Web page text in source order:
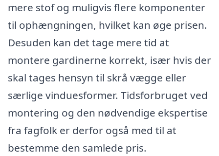
mere stof og muligvis flere komponenter
til ophængningen, hvilket kan øge prisen.
Desuden kan det tage mere tid at
montere gardinerne korrekt, især hvis der
skal tages hensyn til skrå vægge eller
særlige vinduesformer. Tidsforbruget ved
montering og den nødvendige ekspertise
fra fagfolk er derfor også med til at
bestemme den samlede pris.